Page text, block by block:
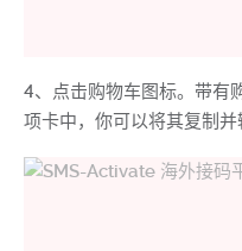
4、点击购物车图标。带有
项卡中，你可以将其复制并